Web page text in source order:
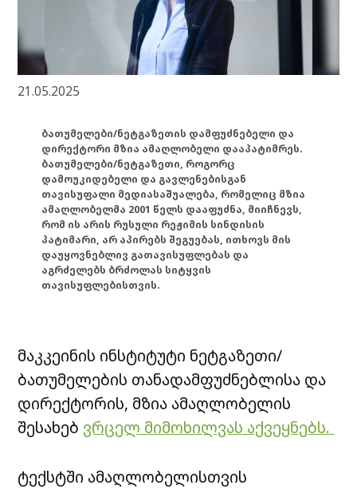
21.05.2025
ბათუმელები/ნეტგაზეთის დამფუძნებელი და
დირექტორი მზია ამაღლობელი დააპატიმრეს.
ბათუმელები/ნეტგაზეთი, როგორც
დამოუკიდებელი და გავლენებისგან
თავისუფალი მედიასაშუალება, რომელიც მზია
ამაღლობელმა 2001 წელს დააფუძნა, მიიჩნევს,
რომ ის არის რუსული რეჟიმის სინდისის
პატიმარი, არ აპირებს შეგუებას, ითხოვს მის
დაუყოვნებლივ გათავისუფლებას და
აგრძელებს ბრძოლას სიტყვის
თავისუფლებისთვის.
მაკკეინის ინსტიტუტი ნეტგაზეთი/
ბათუმელების თანადამფუძნებლისა და
დირექტორის, მზია ამაღლობელის
შესახებ ვრცელ მიმოხილვას აქვეყნებს.
ტექსტში ამაღლობელისთვის